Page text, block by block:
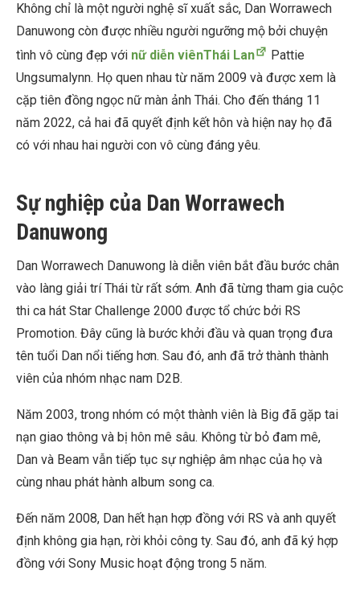
Không chỉ là một người nghệ sĩ xuất sắc, Dan Worrawech
Danuwong còn được nhiều người ngưỡng mộ bởi chuyện
tình vô cùng đẹp với nữ diễn viênThái Lan
Pattie
Ungsumalynn. Họ quen nhau từ năm 2009 và được xem là
cặp tiên đồng ngọc nữ màn ảnh Thái. Cho đến tháng 11
năm 2022, cả hai đã quyết định kết hôn và hiện nay họ đã
có với nhau hai người con vô cùng đáng yêu.
Sự nghiệp của Dan Worrawech
Danuwong
Dan Worrawech Danuwong là diễn viên bắt đầu bước chân
vào làng giải trí Thái từ rất sớm. Anh đã từng tham gia cuộc
thi ca hát Star Challenge 2000 được tổ chức bởi RS
Promotion. Đây cũng là bước khởi đầu và quan trọng đưa
tên tuổi Dan nổi tiếng hơn. Sau đó, anh đã trở thành thành
viên của nhóm nhạc nam D2B.
Năm 2003, trong nhóm có một thành viên là Big đã gặp tai
nạn giao thông và bị hôn mê sâu. Không từ bỏ đam mê,
Dan và Beam vẫn tiếp tục sự nghiệp âm nhạc của họ và
cùng nhau phát hành album song ca.
Đến năm 2008, Dan hết hạn hợp đồng với RS và anh quyết
định không gia hạn, rời khỏi công ty. Sau đó, anh đã ký hợp
đồng với Sony Music hoạt động trong 5 năm.